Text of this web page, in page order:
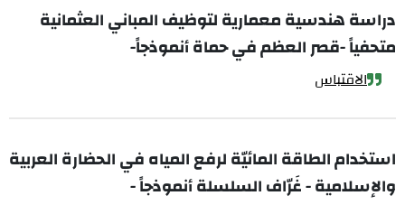
دراسة هندسية معمارية لتوظيف المباني العثمانية
متحفياً -قصر العظم في حماة أنموذجاً-
الاقتباس
استخدام الطاقة المائيّة لرفع المياه في الحضارة العربية
والإسلامية - غَرّاف السلسلة أنموذجاً -